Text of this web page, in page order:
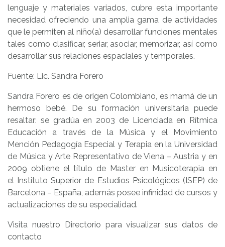
lenguaje y materiales variados, cubre esta importante
necesidad ofreciendo una amplia gama de actividades
que le permiten al niño(a) desarrollar funciones mentales
tales como clasificar, seriar, asociar, memorizar, así como
desarrollar sus relaciones espaciales y temporales.
Fuente: Lic. Sandra Forero
Sandra Forero es de origen Colombiano, es mamá de un
hermoso bebé. De su formación universitaria puede
resaltar: se gradúa en 2003 de Licenciada en Rítmica
Educación a través de la Música y el Movimiento
Mención Pedagogía Especial y Terapia en la Universidad
de Música y Arte Representativo de Viena – Austria y en
2009 obtiene el título de Master en Musicoterapia en
el Instituto Superior de Estudios Psicológicos (ISEP) de
Barcelona – España, además posee infinidad de cursos y
actualizaciones de su especialidad.
Visita nuestro Directorio para visualizar sus datos de
contacto